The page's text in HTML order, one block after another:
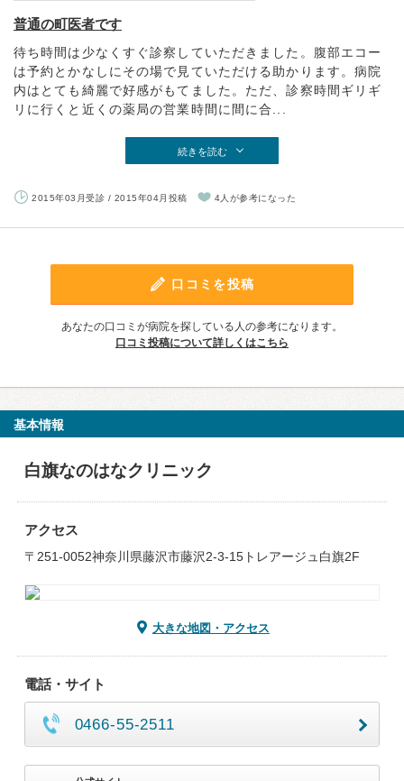
普通の町医者です
待ち時間は少なくすぐ診察していただきました。腹部エコー
は予約とかなしにその場で見ていただける助かります。病院
内はとても綺麗で好感がもてました。ただ、診察時間ギリギ
リに行くと近くの薬局の営業時間に間に合...
続きを読む
2015年03月受診 / 2015年04月投稿 4人が参考になった
口コミを投稿
あなたの口コミが病院を探している人の参考になります。
口コミ投稿について詳しくはこちら
基本情報
白旗なのはなクリニック
アクセス
〒251-0052神奈川県藤沢市藤沢2-3-15トレアージュ白旗2F
大きな地図・アクセス
電話・サイト
0466-55-2511